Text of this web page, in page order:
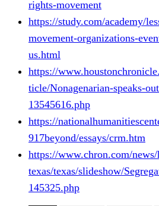
rights-movement
https://study.com/academy/
movement-organizations-
us.html
https://
ticle/Nonagenarian-speaks-
13545616.php
https://
917beyond/essays/crm.htm
https://www.chron.com/
texas/texas/slideshow/
145325.php